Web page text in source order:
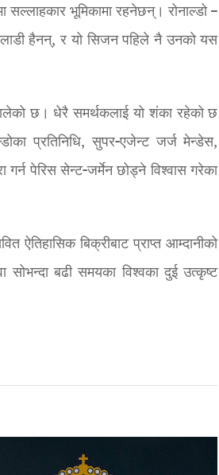
भूमिकामा रहनेछन्। रोनाल्डो –
हैनन्, र यो सिजन पहिले नै उनको यस
छ। धेरै समर्थकलाई यो शंका रहेको छ
प्रतिनिधि, सुपर-एजेन्ट जर्ज मेन्डेस,
गर्न पेरिस सेन्ट-जर्मेन छोड्ने विश्वास गरेका
ऐतिहासिक बिक्रीबाट प्राप्त आम्दानीको
बढी समयका विश्वका दुई उत्कृष्ट